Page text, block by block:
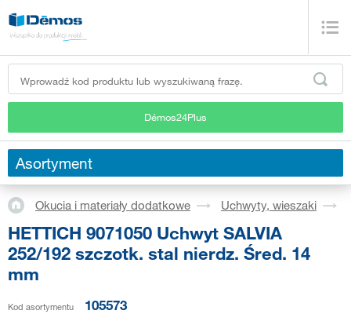
Démos24Plus
Asortyment
Okucia i materiały dodatkowe Uchwyty, wieszaki
HETTICH 9071050 Uchwyt SALVIA
252/192 szczotk. stal nierdz. Śred. 14
mm
Kod asortymentu 105573